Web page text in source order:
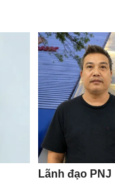
Lãnh đạo